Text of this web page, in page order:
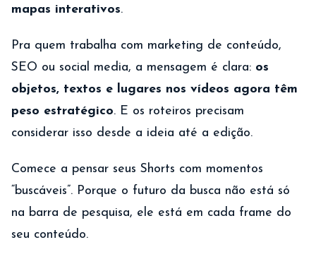
mapas interativos.
Pra quem trabalha com marketing de conteúdo,
SEO ou social media, a mensagem é clara: os
objetos, textos e lugares nos vídeos agora têm
peso estratégico. E os roteiros precisam
considerar isso desde a ideia até a edição.
Comece a pensar seus Shorts com momentos
“buscáveis”. Porque o futuro da busca não está só
na barra de pesquisa, ele está em cada frame do
seu conteúdo.